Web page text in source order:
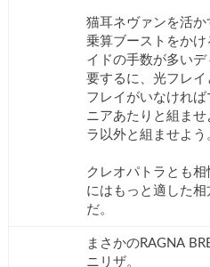
猫耳ネヴァンを活
乗算ブーストをか
イドの手数が多いデ
要するに、光フレ
フレイがいなけれ
ニアあたりと組ま
ラ以外と組ませよう
クレオパトラとも
にはもっと適した
だ。
まさかのRAGNA
ニリザ。